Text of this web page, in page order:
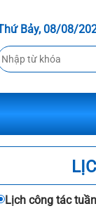
Bảy, 08/08/
Lịch công tác